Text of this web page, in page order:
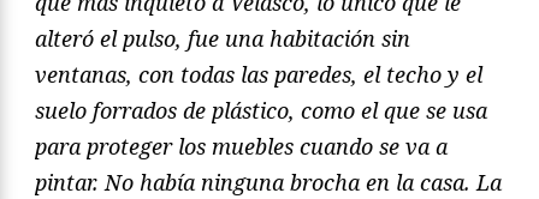
alteró el pulso, fue una habitación sin
ventanas, con todas las paredes, el techo y el
suelo forrados de plástico, como el que se usa
para proteger los muebles cuando se va a
pintar. No había ninguna brocha en la casa. La